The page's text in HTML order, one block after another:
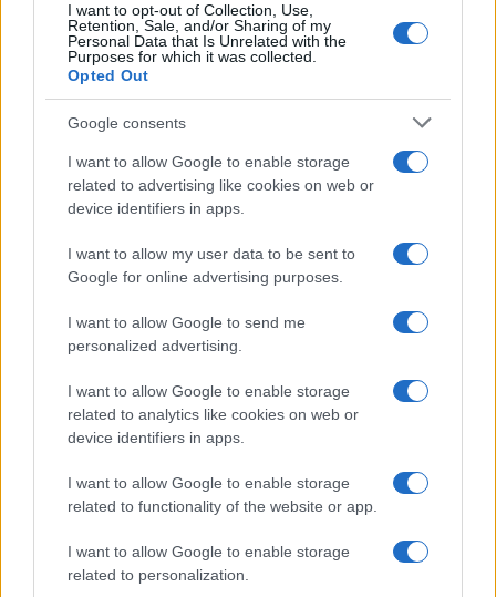
I want to opt-out of Collection, Use,
Retention, Sale, and/or Sharing of my
Personal Data that Is Unrelated with the
Purposes for which it was collected.
Opted Out
Google consents
I want to allow Google to enable storage
related to advertising like cookies on web or
device identifiers in apps.
I want to allow my user data to be sent to
Google for online advertising purposes.
I want to allow Google to send me
personalized advertising.
I want to allow Google to enable storage
related to analytics like cookies on web or
device identifiers in apps.
I want to allow Google to enable storage
related to functionality of the website or app.
I want to allow Google to enable storage
related to personalization.
News Hub UK
Lgbtq News
Investeren 24
NL Newz